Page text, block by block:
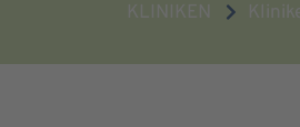
KLINIKEN